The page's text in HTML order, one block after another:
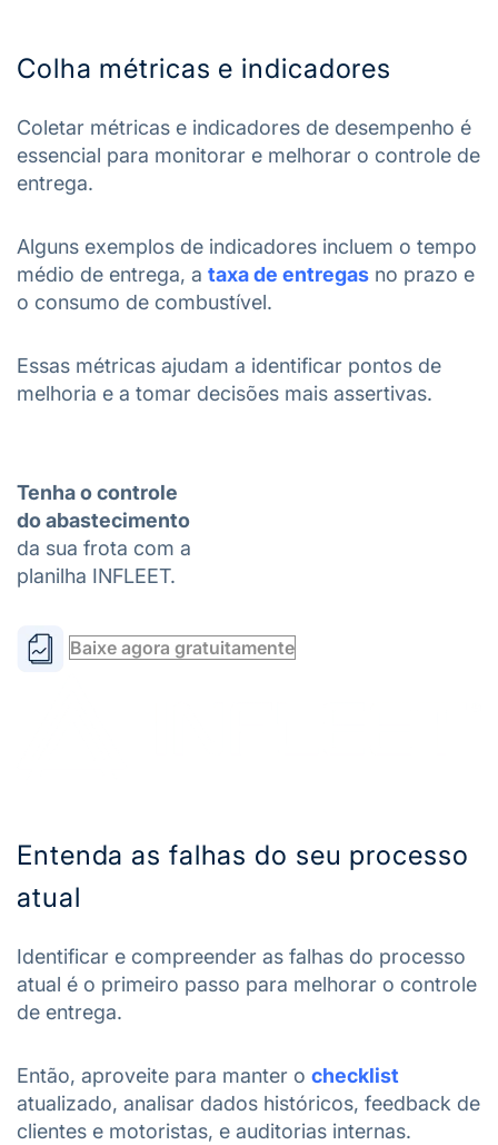
Colha métricas e indicadores
Coletar métricas e indicadores de desempenho é
essencial para monitorar e melhorar o controle de
entrega.
Alguns exemplos de indicadores incluem o tempo
médio de entrega, a taxa de entregas no prazo e
o consumo de combustível.
Essas métricas ajudam a identificar pontos de
melhoria e a tomar decisões mais assertivas.
Tenha o controle
do abastecimento
da sua frota com a
planilha INFLEET.
Baixe agora gratuitamente
Entenda as falhas do seu processo
atual
Identificar e compreender as falhas do processo
atual é o primeiro passo para melhorar o controle
de entrega.
Então, aproveite para manter o checklist
atualizado, analisar dados históricos, feedback de
clientes e motoristas, e auditorias internas.